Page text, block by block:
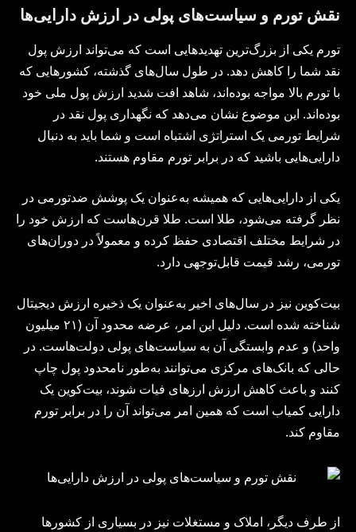
نقش تورم و سیاست‌های پولی در ارزش دارایی‌ها
تورم یکی از بزرگ‌ترین تهدیدهایی است که می‌تواند ارزش پول
نقد شما را کاهش دهد. در طول سال‌های گذشته، کشورهایی که
با تورم بالا مواجه بوده‌اند، شاهد افت شدید ارزش پول ملی خود
بوده‌اند. این موضوع نشان می‌دهد که نگهداری پول نقد در
شرایط تورمی یک استراتژی اشتباه است و شما باید به دنبال
دارایی‌هایی باشید که در برابر تورم مقاوم هستند.
یکی از دارایی‌هایی که همیشه به‌عنوان یک پوشش ضدتورمی در
نظر گرفته می‌شود، طلا است. طلا قرن‌هاست که ارزش خود را
در شرایط مختلف اقتصادی حفظ کرده و معمولاً در دوران‌های
تورمی، رشد قیمت قابل‌توجهی دارد.
بیت‌کوین نیز در سال‌های اخیر به‌عنوان یک ذخیره ارزش دیجیتال
شناخته شده است. دلیل این امر، عرضه محدود آن (۲۱ میلیون
واحد) و عدم وابستگی آن به سیاست‌های پولی دولت‌هاست. در
حالی که بانک‌های مرکزی می‌توانند به‌طور نامحدود پول چاپ
کنند و باعث کاهش ارزش ارزهای فیات شوند، بیت‌کوین یک
دارایی کمیاب است که همین امر می‌تواند آن را در برابر تورم
مقاوم کند.
از طرف دیگر، املاک و مستغلات نیز در بسیاری از کشورها